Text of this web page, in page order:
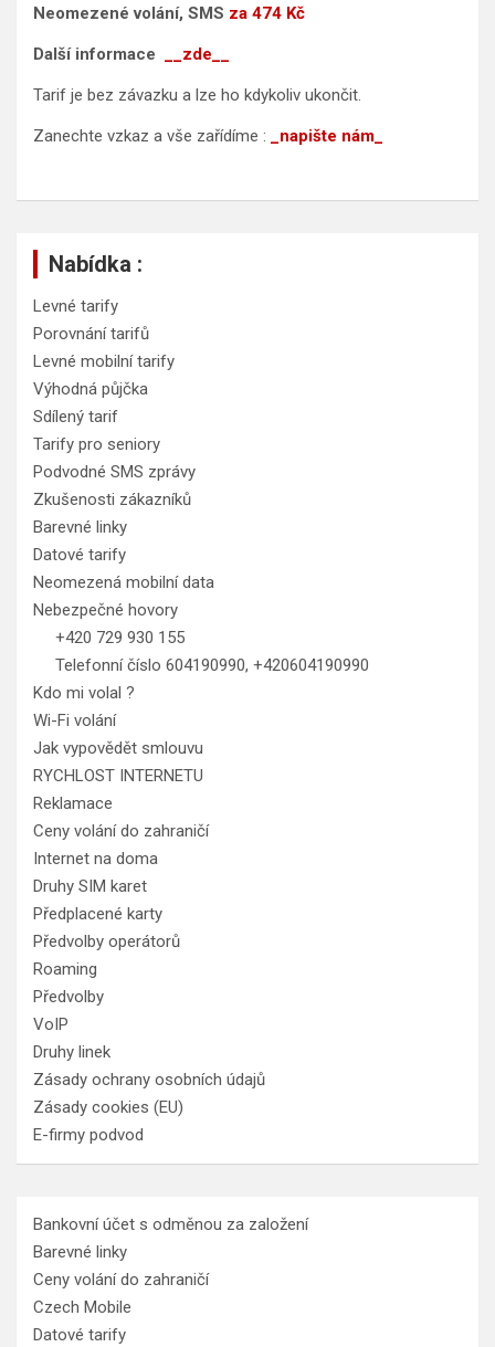
Neomezené volání, SMS za 474 Kč
Další informace __zde__
Tarif je bez závazku a lze ho kdykoliv ukončit.
Zanechte vzkaz a vše zařídíme : _napište nám_
Nabídka :
Levné tarify
Porovnání tarifů
Levné mobilní tarify
Výhodná půjčka
Sdílený tarif
Tarify pro seniory
Podvodné SMS zprávy
Zkušenosti zákazníků
Barevné linky
Datové tarify
Neomezená mobilní data
Nebezpečné hovory
+420 729 930 155
Telefonní číslo 604190990, +420604190990
Kdo mi volal ?
Wi-Fi volání
Jak vypovědět smlouvu
RYCHLOST INTERNETU
Reklamace
Ceny volání do zahraničí
Internet na doma
Druhy SIM karet
Předplacené karty
Předvolby operátorů
Roaming
Předvolby
VoIP
Druhy linek
Zásady ochrany osobních údajů
Zásady cookies (EU)
E-firmy podvod
Bankovní účet s odměnou za založení
Barevné linky
Ceny volání do zahraničí
Czech Mobile
Datové tarify